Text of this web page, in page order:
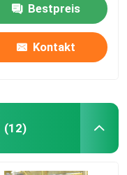
Bestpreis
Kontakt
(12)